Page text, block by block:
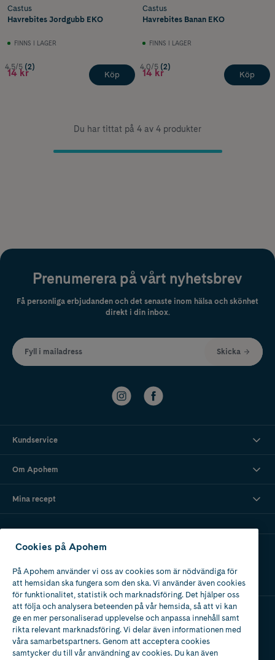
Castus
Havrebites Jordgubb EKO
FINNS I LAGER
4.5/5 (2)
14 kr Köp
Castus
Havrebites Banan EKO
FINNS I LAGER
4.0/5 (2)
14 kr Köp
Du har tittat på 4 av 4 produkter
Prenumerera på vårt nyhetsbrev
Få personliga erbjudanden och det senaste inom hälsa och skönhet
direkt i din inbox.
Fyll i mailadress Skicka
Kundservice
Om Apohem
Mina recept
Ladda ner vår app
Apotek med tillstånd
av Läkemedelsverket
Cookies på Apohem
På Apohem använder vi oss av cookies som är nödvändiga för
att hemsidan ska fungera som den ska. Vi använder även cookies
för funktionalitet, statistik och marknadsföring. Det hjälper oss
att följa och analysera beteenden på vår hemsida, så att vi kan
ge en mer personaliserad upplevelse och anpassa innehåll samt
rikta relevant marknadsföring. Vi delar även informationen med
våra samarbetspartners. Genom att acceptera cookies
samtycker du till vår användning av cookies. Du kan även